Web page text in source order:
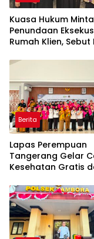
Kuasa Hukum Minta
Penundaan
Rumah Klien, Sebut
Hukum yang Berjalan
Berita
Lapas Perempuan
Tangerang Gelar
Kesehatan Gratis
DNA bagi Petugas
Warga Binaan